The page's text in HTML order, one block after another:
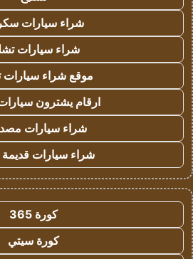
شراء سيارات
شراء سيارات
موقع شراء سيارات
ارقام يشترون
شراء سيارات
شراء سيارات قديمة
كورة 365
كورة سيتي